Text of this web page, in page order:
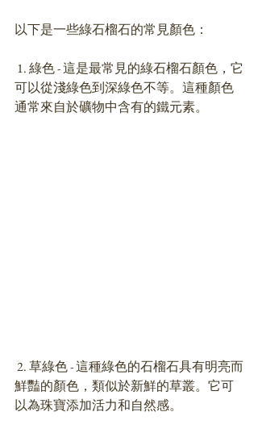
以下是一些綠石榴石的常見顏色：
可以從淺綠色到深綠色不等。這種顏色
通常來自於礦物中含有的鐵元素。
鮮豔的顏色，類似於新鮮的草叢。它可
以為珠寶添加活力和自然感。